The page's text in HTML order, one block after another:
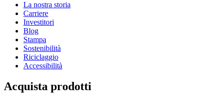
La nostra storia
Carriere
Investitori
Blog
Stampa
Sostenibilità
Riciclaggio
Accessibilità
Acquista prodotti